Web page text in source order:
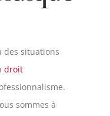
des situations
droit
sommes à